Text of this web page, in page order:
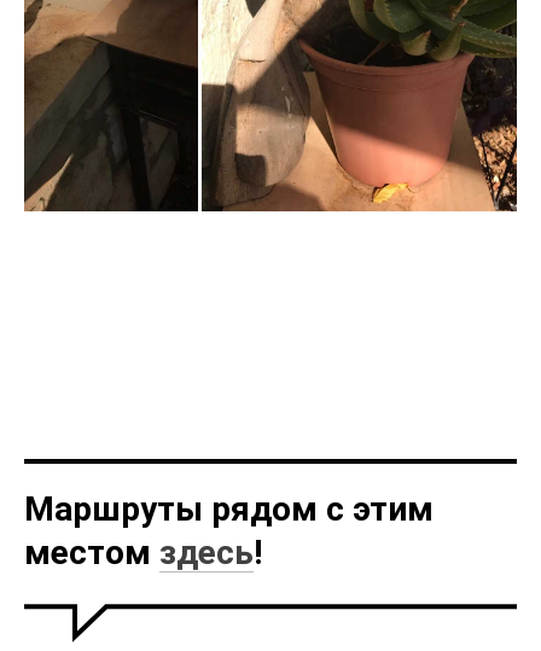
Маршруты рядом с этим
местом здесь!